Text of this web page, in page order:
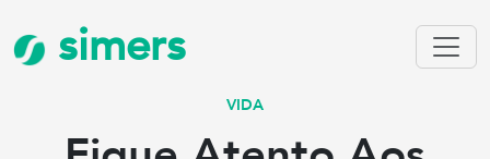
simers
VIDA